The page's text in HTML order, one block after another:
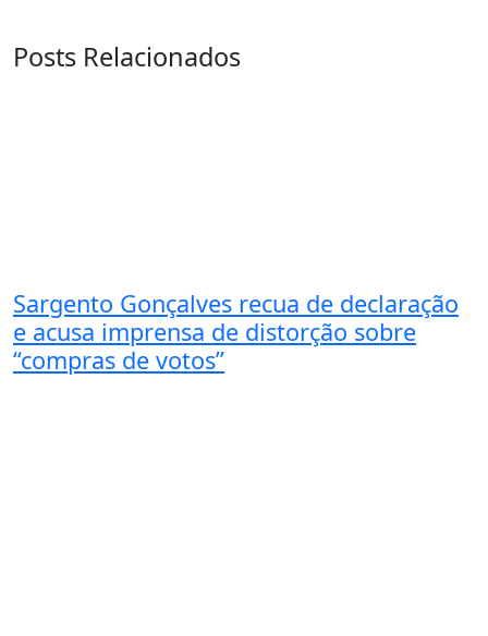
Posts Relacionados
Sargento Gonçalves recua de declaração
e acusa imprensa de distorção sobre
“compras de votos”